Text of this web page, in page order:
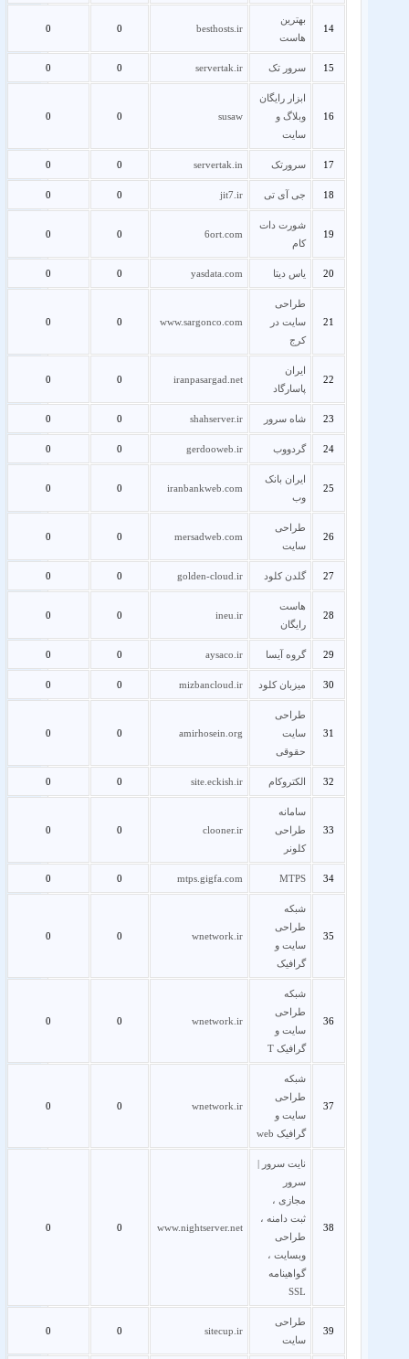
14
بهترین
هاست
besthosts.ir
0
0
15 سرور تک servertak.ir
0
0
16
ابزار رایگان
وبلاگ و
سایت
susaw
0
0
17 سرورتک servertak.in
0
0
18 جی آی تی jit7.ir
0
0
19
شورت دات
کام
6ort.com
0
0
20 یاس دیتا yasdata.com
0
0
21
طراحی
سایت در
کرج
www.sargonco.com
0
0
22
ایران
پاسارگاد
iranpasargad.net
0
0
23 شاه سرور shahserver.ir
0
0
24 گردووب gerdooweb.ir
0
0
25
ایران بانک
وب
iranbankweb.com
0
0
26
طراحی
سایت
mersadweb.com
0
0
27 گلدن کلود golden-cloud.ir
0
0
28
هاست
رایگان
ineu.ir
0
0
29 گروه آیسا aysaco.ir
0
0
30 میزبان کلود mizbancloud.ir
0
0
31
طراحی
سایت
حقوقی
amirhosein.org
0
0
32 الکتروکام site.eckish.ir
0
0
33
سامانه
طراحی
کلونر
clooner.ir
0
0
34
MTPS
mtps.gigfa.com
0
0
35
شبکه
طراحی
سایت و
گرافیک
wnetwork.ir
0
0
36
شبکه
طراحی
سایت و
گرافیک T
wnetwork.ir
0
0
37
شبکه
طراحی
سایت و
گرافیک web
wnetwork.ir
0
0
38
نایت سرور |
سرور
مجازی ،
ثبت دامنه ،
طراحی
وبسایت ،
گواهینامه
SSL
www.nightserver.net
0
0
39
طراحی
سایت
sitecup.ir
0
0